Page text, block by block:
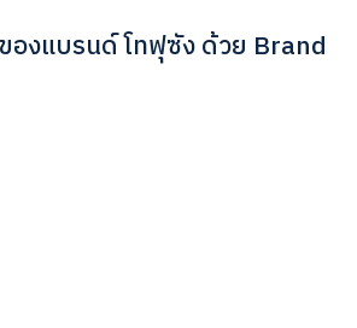
องแบรนด์ โทฟุซัง ด้วย Brand